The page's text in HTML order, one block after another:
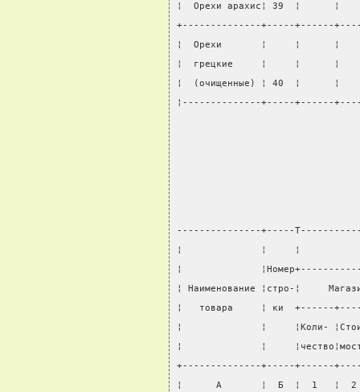
¦  Орехи арахис¦ 39  ¦
+--------------+-----+------
¦  Орехи       ¦     ¦
¦  грецкие     ¦     ¦
¦  (очищенные) ¦ 40  ¦
¦--------------+-----+------
---------------+-----
¦              ¦     ¦
¦
¦ Наименование ¦стро-¦
¦   товара     ¦ ки  +------
¦              ¦     ¦Коли- ¦Стои-
¦              ¦     ¦чество¦мость¦
+--------------+-----+------
¦      А       ¦  Б  ¦  1   ¦  2